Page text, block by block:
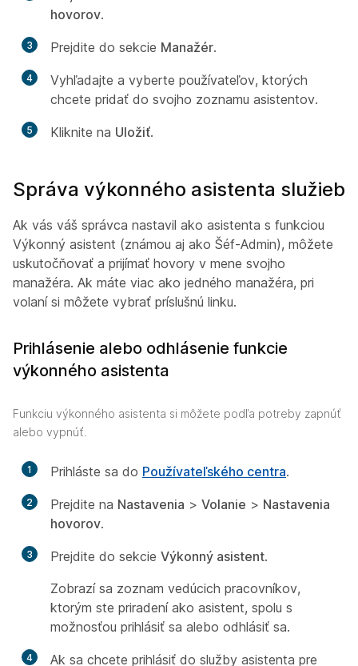
hovorov.
3 Prejdite do sekcie Manažér.
4
Vyhľadajte a vyberte používateľov, ktorých
chcete pridať do svojho zoznamu asistentov.
5 Kliknite na Uložiť.
Správa výkonného asistenta služieb
Ak vás váš správca nastavil ako asistenta s funkciou
Výkonný asistent (známou aj ako Šéf-Admin), môžete
uskutočňovať a prijímať hovory v mene svojho
manažéra. Ak máte viac ako jedného manažéra, pri
volaní si môžete vybrať príslušnú linku.
Prihlásenie alebo odhlásenie funkcie
výkonného asistenta
Funkciu výkonného asistenta si môžete podľa potreby zapnúť
alebo vypnúť.
1 Prihláste sa do Používateľského centra.
2 Prejdite na Nastavenia > Volanie > Nastavenia
hovorov.
3 Prejdite do sekcie Výkonný asistent.
Zobrazí sa zoznam vedúcich pracovníkov,
ktorým ste priradení ako asistent, spolu s
možnosťou prihlásiť sa alebo odhlásiť sa.
4
Ak sa chcete prihlásiť do služby asistenta pre